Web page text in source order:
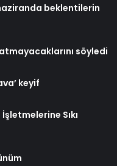
beklentilerin
söyledi
keyif
Sıkı